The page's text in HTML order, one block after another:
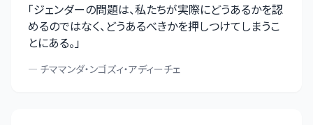
「ジェンダーの問題は、私たちが実際にどうあるかを認
めるのではなく、どうあるべきかを押しつけてしまうこ
とにある。」
— チママンダ・ンゴズィ・アディーチェ